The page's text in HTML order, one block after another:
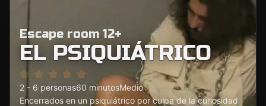
Escape room 12+
EL PSIQUIÁTRICO
2 - 6 personas60 minutosMedio
Encerrados en un psiquiátrico por culpa de la curiosidad